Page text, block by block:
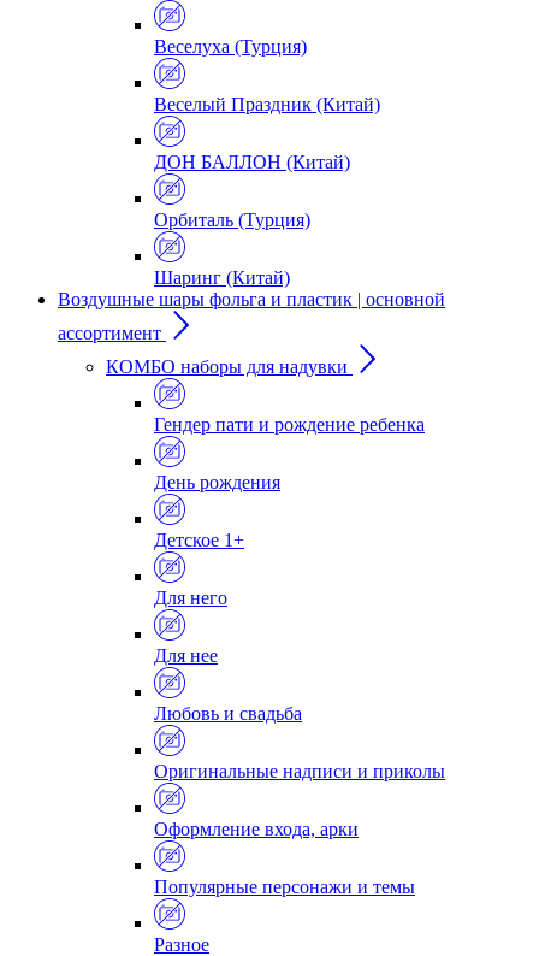
Веселуха (Турция)
Веселый Праздник (Китай)
ДОН БАЛЛОН (Китай)
Орбиталь (Турция)
Шаринг (Китай)
Воздушные шары фольга и пластик | основной
ассортимент
КОМБО наборы для надувки
Гендер пати и рождение ребенка
День рождения
Детское 1+
Для него
Для нее
Любовь и свадьба
Оригинальные надписи и приколы
Оформление входа, арки
Популярные персонажи и темы
Разное